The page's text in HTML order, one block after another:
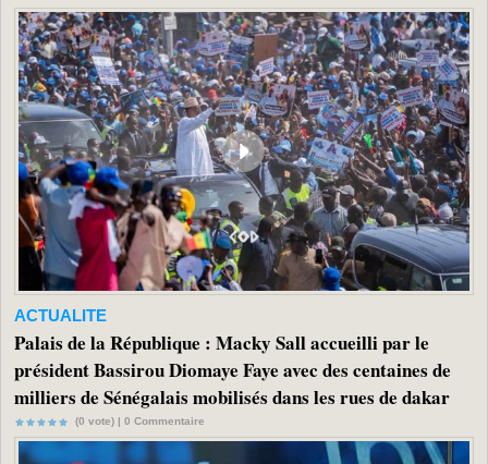
ACTUALITE
Palais de la République : Macky Sall accueilli par le
président Bassirou Diomaye Faye avec des centaines de
milliers de Sénégalais mobilisés dans les rues de dakar
(0 vote) | 0 Commentaire